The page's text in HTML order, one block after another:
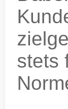
stets